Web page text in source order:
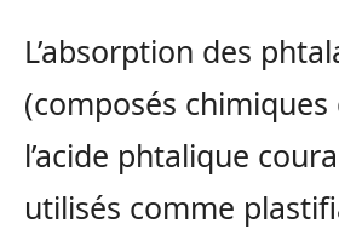
L’absorption des
(composés chimiques
l’acide phtalique
utilisés comme